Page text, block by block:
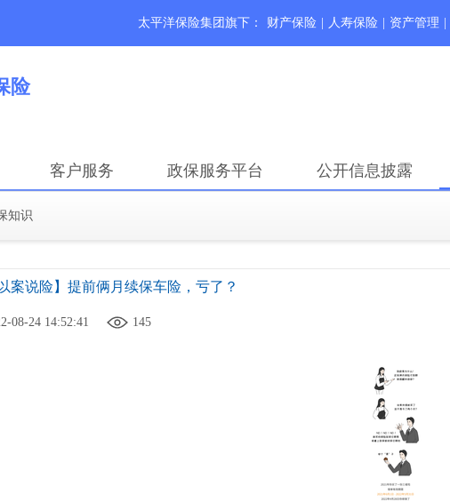
太平洋保险集团旗下： 财产保险 人寿保险 资产管理
险
客户服务 政保服务平台 公开信息披露
知识
以案说险】提前俩月续保车险，亏了？
08-24 14:52:41 145